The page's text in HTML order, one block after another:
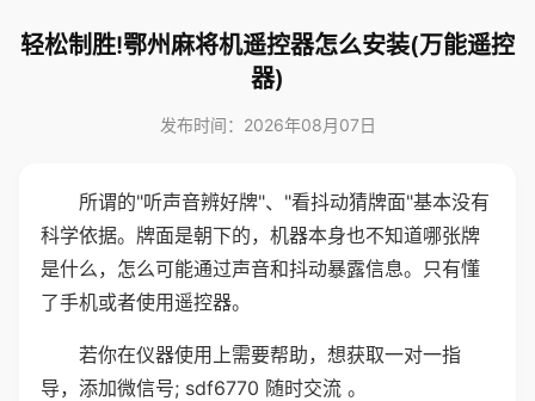
轻松制胜!鄂州麻将机遥控器怎么安装(万能遥控
器)
发布时间：2026年08月07日
所谓的"听声音辨好牌"、"看抖动猜牌面"基本没有
科学依据。牌面是朝下的，机器本身也不知道哪张牌
是什么，怎么可能通过声音和抖动暴露信息。只有懂
了手机或者使用遥控器。
若你在仪器使用上需要帮助，想获取一对一指
导，添加微信号; sdf6770 随时交流 。